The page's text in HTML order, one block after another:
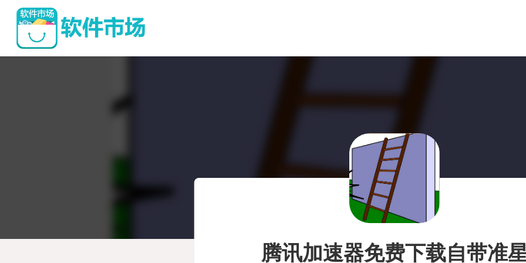
腾讯加速器免费下载自带准